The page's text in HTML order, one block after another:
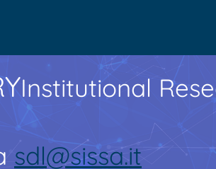
Institutional
sdl@sissa.it